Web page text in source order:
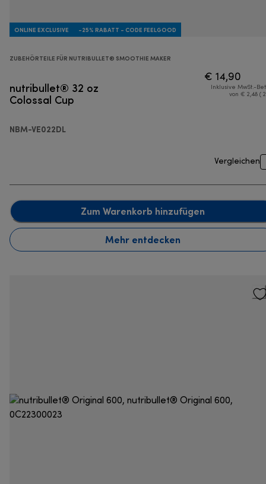
ONLINE EXCLUSIVE -25% RABATT - CODE FEELGOOD
ZUBEHÖRTEILE FÜR NUTRIBULLET® SMOOTHIE MAKER
nutribullet® 32 oz
Colossal Cup
NBM-VE022DL
€ 14,90
Inklusive MwSt.-
von € 2,48 (
Vergleichen
Zum Warenkorb hinzufügen
Mehr entdecken